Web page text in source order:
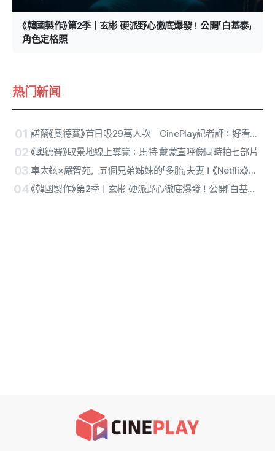
《韓國製作》第2季｜玄彬 硬派野心徹底爆發！公開「白基泰」
角色定格照
热门新闻
01 諾蘭《奧德賽》首日吸29萬人次 CinePlay記者評：好看也反戰
02 《奧德賽》取景地線上導覽：馬特·戴蒙直呼像同時拍七部片
03 車太鉉×嚴智苑，五個兄弟姊妹的「多胎」夫妻！《Netflix》電影《復職警察》製作確定
04 《韓國製作》第2季｜玄彬 硬派野心徹底爆發！公開「白基泰」角色定格照